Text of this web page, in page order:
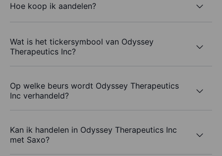
Hoe koop ik aandelen?
Wat is het tickersymbool van Odyssey
Therapeutics Inc?
Op welke beurs wordt Odyssey Therapeutics
Inc verhandeld?
Kan ik handelen in Odyssey Therapeutics Inc
met Saxo?